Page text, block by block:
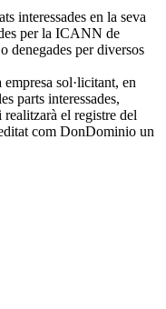
interessades en la seva
per la ICANN de
denegades per diversos
sol·licitant, en
parts interessades,
el registre del
com DonDominio un